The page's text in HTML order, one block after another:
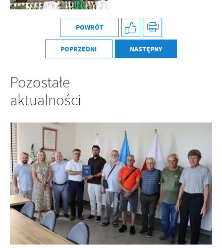
POWRÓT
POPRZEDNI NASTĘPNY
Pozostałe
aktualności